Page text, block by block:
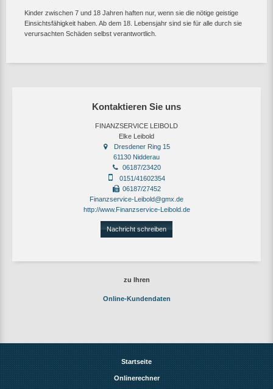
Kontaktieren Sie uns
FINANZSERVICE LEIBOLD
Elke Leibold
Dresdener Ring 15
61130 Nidderau
06187/23420
0151/41602354
06187/27452
Finanzservice-Leibold@gmx.de
http://www.Finanzservice-Leibold.de
Nachricht schreiben
zu Ihren
Online-Kundendaten
Kinder zwischen 7 und 18 Jahren haften nur, wenn sie die nötige geistige
Einsichtsfähigkeit haben. Ab dem 18. Lebensjahr sind sie für alle durch sie
verursachten Schäden selbst verantwortlich.
Startseite
Onlinerechner